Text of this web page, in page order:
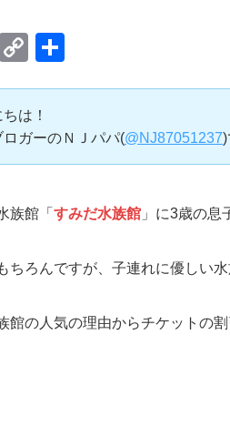
H
C
p
y
Li
k
は！
ロガーのＮＪパパ(@NJ87051237)
族館「 すみだ水族館 」に3歳の息
ちろんですが、子連れに優しい水
館の人気の理由からチケットの